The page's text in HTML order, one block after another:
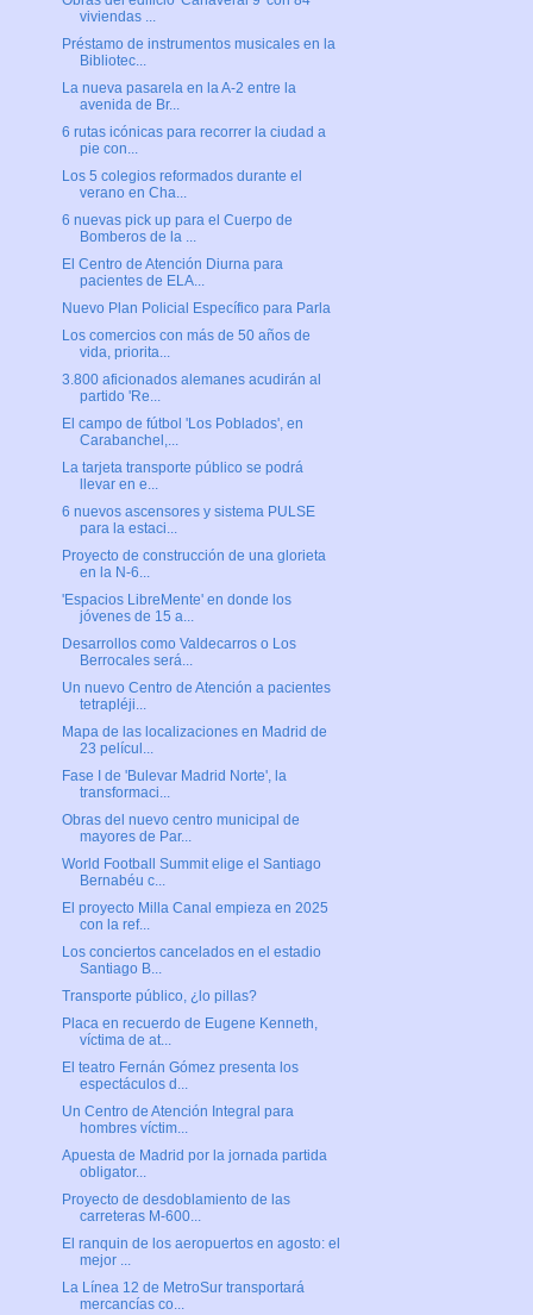
viviendas ...
Préstamo de instrumentos musicales en la
Bibliotec...
La nueva pasarela en la A-2 entre la
avenida de Br...
6 rutas icónicas para recorrer la ciudad a
pie con...
Los 5 colegios reformados durante el
verano en Cha...
6 nuevas pick up para el Cuerpo de
Bomberos de la ...
El Centro de Atención Diurna para
pacientes de ELA...
Nuevo Plan Policial Específico para Parla
Los comercios con más de 50 años de
vida, priorita...
3.800 aficionados alemanes acudirán al
partido 'Re...
El campo de fútbol 'Los Poblados', en
Carabanchel,...
La tarjeta transporte público se podrá
llevar en e...
6 nuevos ascensores y sistema PULSE
para la estaci...
Proyecto de construcción de una glorieta
en la N-6...
'Espacios LibreMente' en donde los
jóvenes de 15 a...
Desarrollos como Valdecarros o Los
Berrocales será...
Un nuevo Centro de Atención a pacientes
tetrapléji...
Mapa de las localizaciones en Madrid de
23 películ...
Fase I de 'Bulevar Madrid Norte', la
transformaci...
Obras del nuevo centro municipal de
mayores de Par...
World Football Summit elige el Santiago
Bernabéu c...
El proyecto Milla Canal empieza en 2025
con la ref...
Los conciertos cancelados en el estadio
Santiago B...
Transporte público, ¿lo pillas?
Placa en recuerdo de Eugene Kenneth,
víctima de at...
El teatro Fernán Gómez presenta los
espectáculos d...
Un Centro de Atención Integral para
hombres víctim...
Apuesta de Madrid por la jornada partida
obligator...
Proyecto de desdoblamiento de las
carreteras M-600...
El ranquin de los aeropuertos en agosto: el
mejor ...
La Línea 12 de MetroSur transportará
mercancías co...